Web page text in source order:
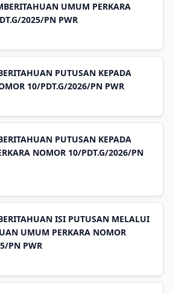
UMUM PERKARA
2025/PN PWR
PUTUSAN KEPADA
10/PDT.G/2026/PN PWR
PUTUSAN KEPADA
NOMOR 10/PDT.G/2026/PN
ISI PUTUSAN MELALUI
UMUM PERKARA NOMOR
PN PWR